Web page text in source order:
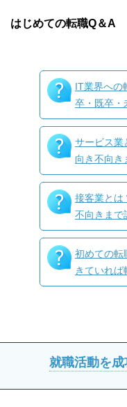
はじめての転職Q＆A
IT業界への
卒・既卒・
サービス業
向き不向き
接客業とは
不向きまで
初めての転
きていれば
就職活動を